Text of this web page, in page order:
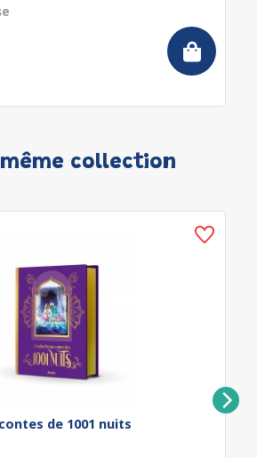
collection
de 1001 nuits